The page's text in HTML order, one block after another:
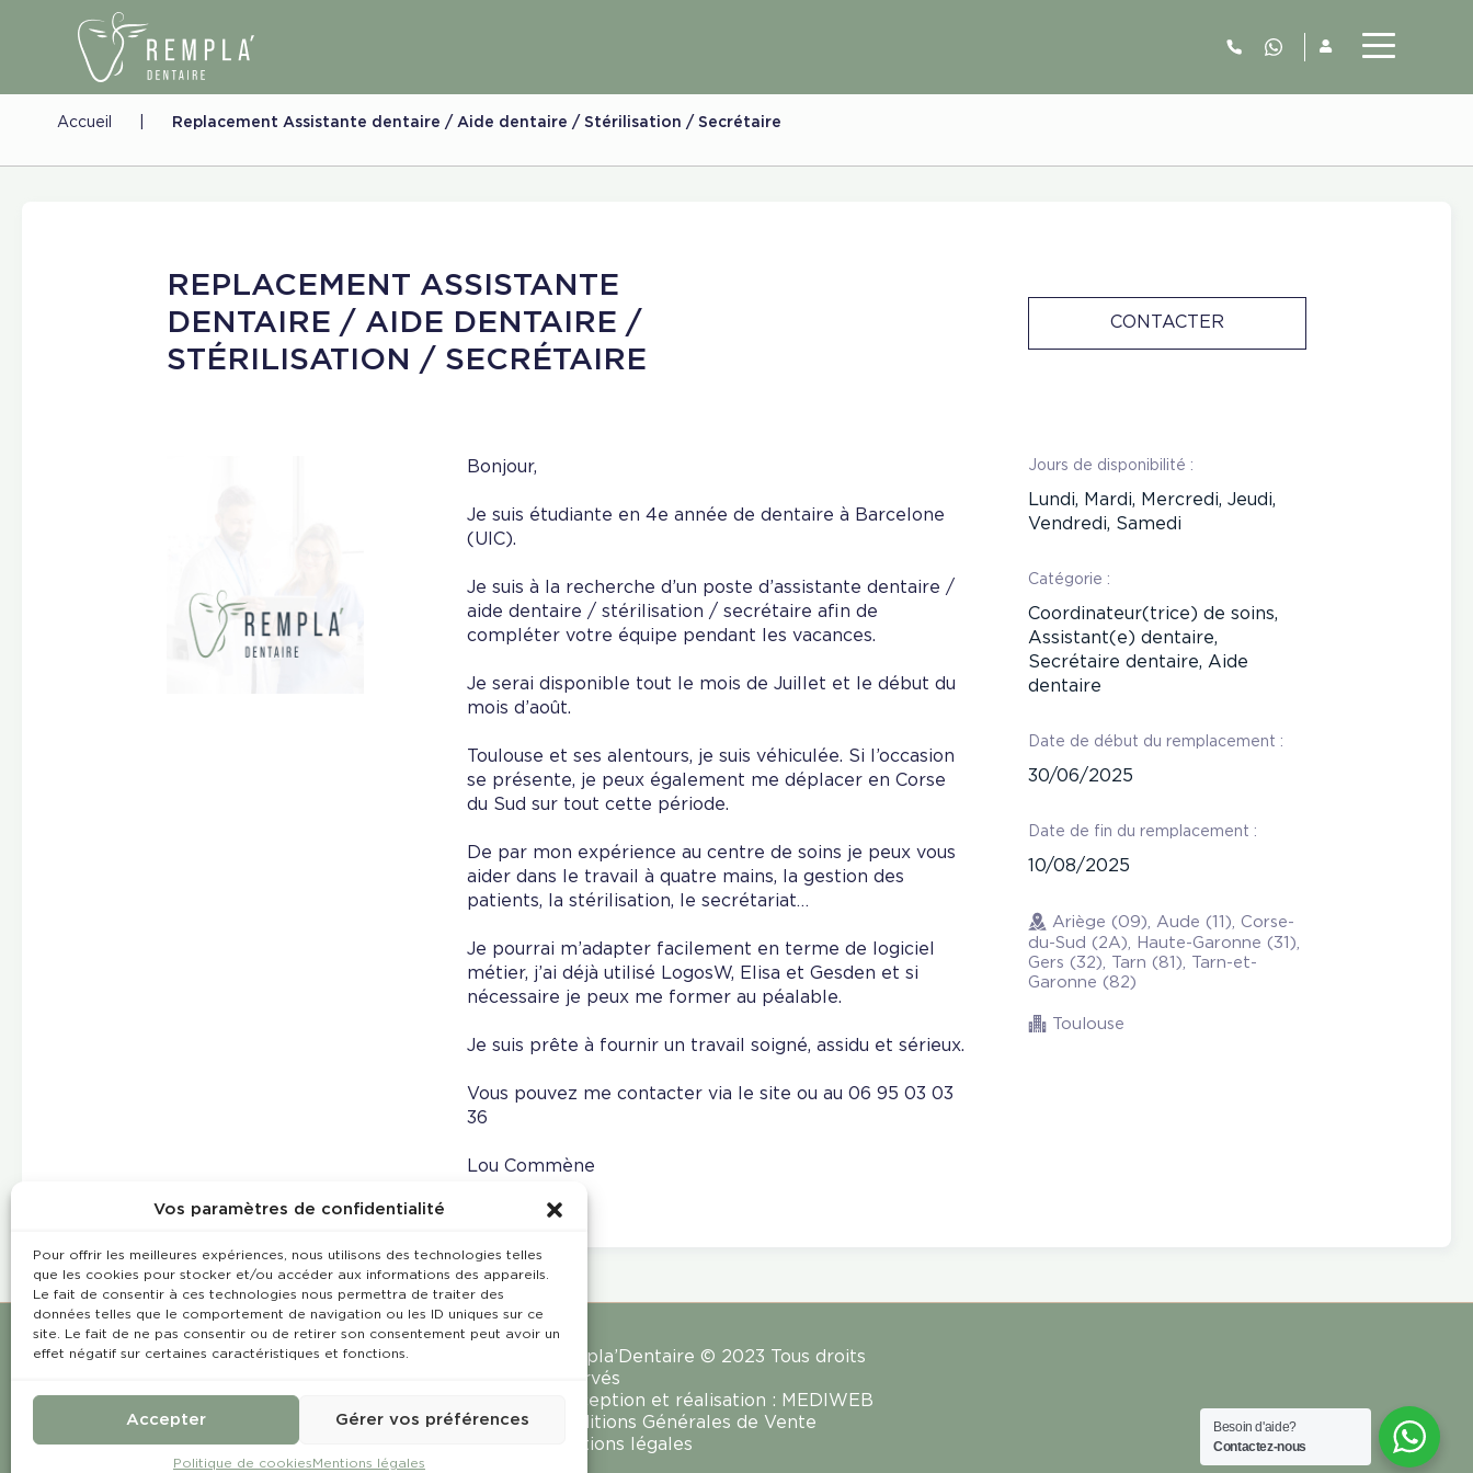
Vos paramètres de confidentialité
Pour offrir les meilleures expériences, nous utilisons des technologies telles
que les cookies pour stocker et/ou accéder aux informations des appareils.
Le fait de consentir à ces technologies nous permettra de traiter des
données telles que le comportement de navigation ou les ID uniques sur ce
site. Le fait de ne pas consentir ou de retirer son consentement peut avoir un
effet négatif sur certaines caractéristiques et fonctions.
Accepter Gérer vos préférences
Politique de cookies Mentions légales
06.52.63.77.73
Accueil Replacement Assistante dentaire / Aide dentaire / Stérilisation / Secrétaire
REPLACEMENT ASSISTANTE
DENTAIRE / AIDE DENTAIRE /
STÉRILISATION / SECRÉTAIRE
CONTACTER
Bonjour,
Je suis étudiante en 4e année de dentaire à Barcelone
(UIC).
Je suis à la recherche d’un poste d’assistante dentaire /
aide dentaire / stérilisation / secrétaire afin de
compléter votre équipe pendant les vacances.
Je serai disponible tout le mois de Juillet et le début du
mois d’août.
Toulouse et ses alentours, je suis véhiculée. Si l’occasion
se présente, je peux également me déplacer en Corse
du Sud sur tout cette période.
De par mon expérience au centre de soins je peux vous
aider dans le travail à quatre mains, la gestion des
patients, la stérilisation, le secrétariat…
Je pourrai m’adapter facilement en terme de logiciel
métier, j’ai déjà utilisé LogosW, Elisa et Gesden et si
nécessaire je peux me former au péalable.
Je suis prête à fournir un travail soigné, assidu et sérieux.
Vous pouvez me contacter via le site ou au 06 95 03 03
36
Lou Commène
Jours de disponibilité :
Lundi, Mardi, Mercredi, Jeudi,
Vendredi, Samedi
Catégorie :
Coordinateur(trice) de soins,
Assistant(e) dentaire,
Secrétaire dentaire, Aide
dentaire
Date de début du remplacement :
30/06/2025
Date de fin du remplacement :
10/08/2025
Ariège (09), Aude (11), Corse-
du-Sud (2A), Haute-Garonne (31),
Gers (32), Tarn (81), Tarn-et-
Garonne (82)
Toulouse
Rempla’Dentaire © 2023 Tous droits
réservés
Conception et réalisation : MEDIWEB
Conditions Générales de Vente
Mentions légales
Besoin d'aide?
Contactez-nous